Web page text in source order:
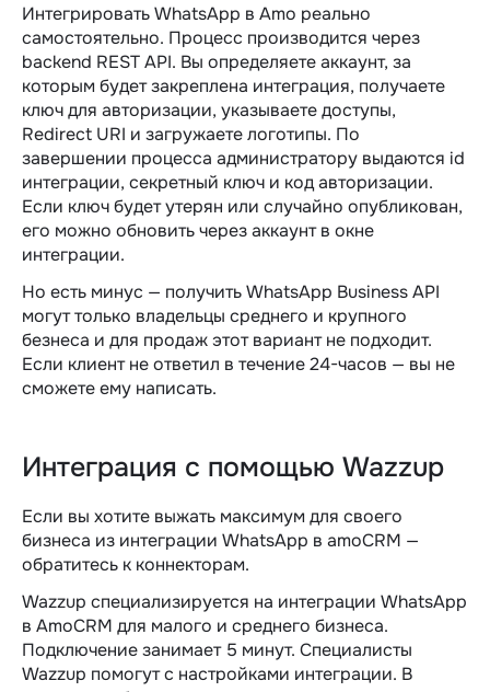
Интегрировать WhatsApp в Amo реально
самостоятельно. Процесс производится через
backend REST API. Вы определяете аккаунт, за
которым будет закреплена интеграция, получаете
ключ для авторизации, указываете доступы,
Redirect URI и загружаете логотипы. По
завершении процесса администратору выдаются id
интеграции, секретный ключ и код авторизации.
Если ключ будет утерян или случайно опубликован,
его можно обновить через аккаунт в окне
интеграции.
Но есть минус — получить WhatsApp Business API
могут только владельцы среднего и крупного
безнеса и для продаж этот вариант не подходит.
Если клиент не ответил в течение 24-часов — вы не
сможете ему написать.
Интеграция с помощью Wazzup
Если вы хотите выжать максимум для своего
бизнеса из интеграции WhatsApp в amoCRM —
обратитесь к коннекторам.
Wazzup специализируется на интеграции WhatsApp
в AmoCRM для малого и среднего бизнеса.
Подключение занимает 5 минут. Специалисты
Wazzup помогут с настройками интеграции. В